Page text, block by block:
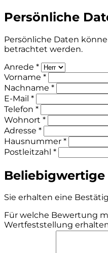
Persönliche
Persönliche Daten
betrachtet werden.
Anrede *
Vorname *
Nachname *
E-Mail *
Telefon *
Wohnort *
Adresse *
Hausnummer *
Postleitzahl *
Sie erhalten eine
Für welche Bewertung
Wertfeststellung